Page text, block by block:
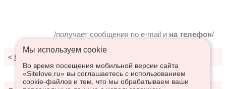
/получает сообщения по e-mail и на телефон/
< К результатам поиска
Мы используем сookie
Во время посещения мобильной версии сайта
«Sitelove.ru» вы соглашаетесь с использованием
cookie-файлов и тем, что мы обрабатываем ваши